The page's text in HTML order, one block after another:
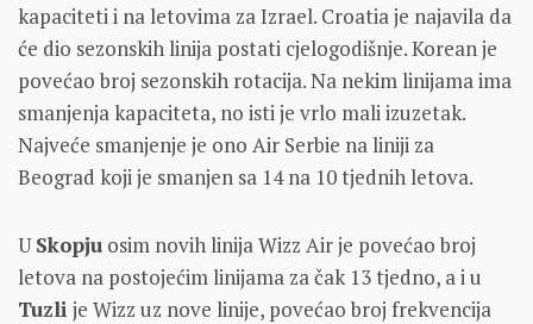
kapaciteti i na letovima za Izrael. Croatia je najavila da
će dio sezonskih linija postati cjelogodišnje. Korean je
povećao broj sezonskih rotacija. Na nekim linijama ima
smanjenja kapaciteta, no isti je vrlo mali izuzetak.
Najveće smanjenje je ono Air Serbie na liniji za
Beograd koji je smanjen sa 14 na 10 tjednih letova.
USkopju osim novih linija Wizz Air je povećao broj
letova na postojećim linijama za čak 13 tjedno, a i u
Tuzli je Wizz uz nove linije, povećao broj frekvencija